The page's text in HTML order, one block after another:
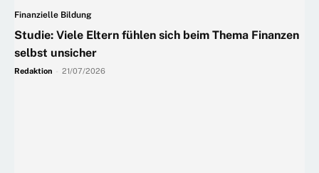
Finanzielle Bildung
Studie: Viele Eltern fühlen sich beim Thema Finanzen
selbst unsicher
Redaktion 21/07/2026